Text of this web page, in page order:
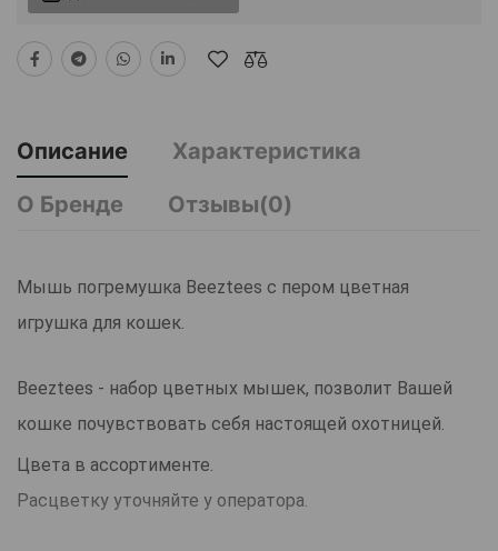
Описание
Характеристика
О Бренде
Отзывы(0)
Мышь погремушка Beeztees с пером цветная
игрушка для кошек.
Beeztees - набор цветных мышек, позволит Вашей
кошке почувствовать себя настоящей охотницей.
Цвета в ассортименте.
Расцветку уточняйте у оператора.